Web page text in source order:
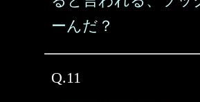
ーんだ？
Q.11